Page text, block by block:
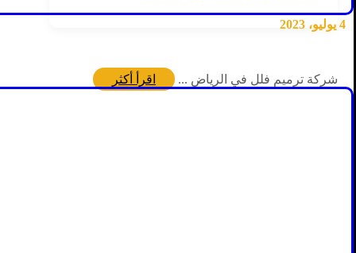
4 يوليو، 2023
شركة ترميم فلل في الرياض ... اقرأ أكثر